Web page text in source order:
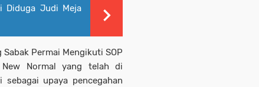
Diduga Judi Meja
Permai Mengikuti SOP
New Normal yang telah di
upaya pencegahan